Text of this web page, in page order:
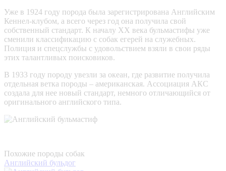
Уже в 1924 году порода была зарегистрирована Английским
Кеннел-клубом, а всего через год она получила свой
собственный стандарт. К началу XX века бульмастифы уже
сменили классификацию с собак егерей на служебных.
Полиция и спецслужбы с удовольствием взяли в свои ряды
этих талантливых поисковиков.
В 1933 году породу увезли за океан, где развитие получила
отдельная ветка породы – американская. Ассоциация АКС
создала для нее новый стандарт, немного отличающийся от
оригинального английского типа.
Похожие породы собак
Английский бульдог